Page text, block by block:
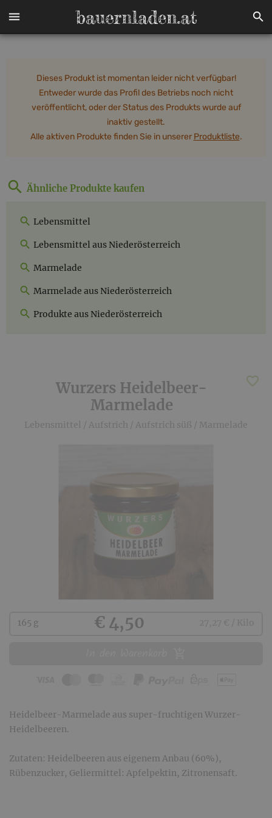
Dieses Produkt ist momentan leider nicht verfügbar!
Entweder wurde das Profil des Betriebs noch nicht
veröffentlicht, oder der Status des Produkts wurde auf
inaktiv gestellt.
Alle aktiven Produkte finden Sie in unserer Produktliste.
Ähnliche Produkte kaufen
Lebensmittel
Lebensmittel aus Niederösterreich
Marmelade
Marmelade aus Niederösterreich
Produkte aus Niederösterreich
Wurzers Heidelbeer-
Marmelade
Lebensmittel / Aufstrich / Aufstrich süß / Marmelade
Kaufen
165 g € 4,50
Heidelbeer-Marmelade aus super-fruchtigen Wurzer-
Heidelbeeren.
Zutaten: Heidelbeeren aus eigenem Anbau (60%),
Rübenzucker, Geliermittel: Apfelpektin, Zitronensaft.